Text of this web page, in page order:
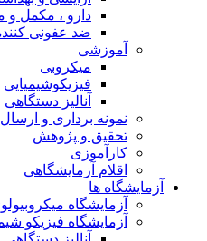
دارو ، مکمل و
ضد عفونی
آموزشی
میکروبی
فیزیکوشیمیایی
آنالیز دستگاهی
نمونه برداری و
تحقیق و پژوهش
کارآموزی
اقلام آزمایشگاهی
آزمایشگاه ها
آزمایشگاه
آزمایشگاه فیزیکو